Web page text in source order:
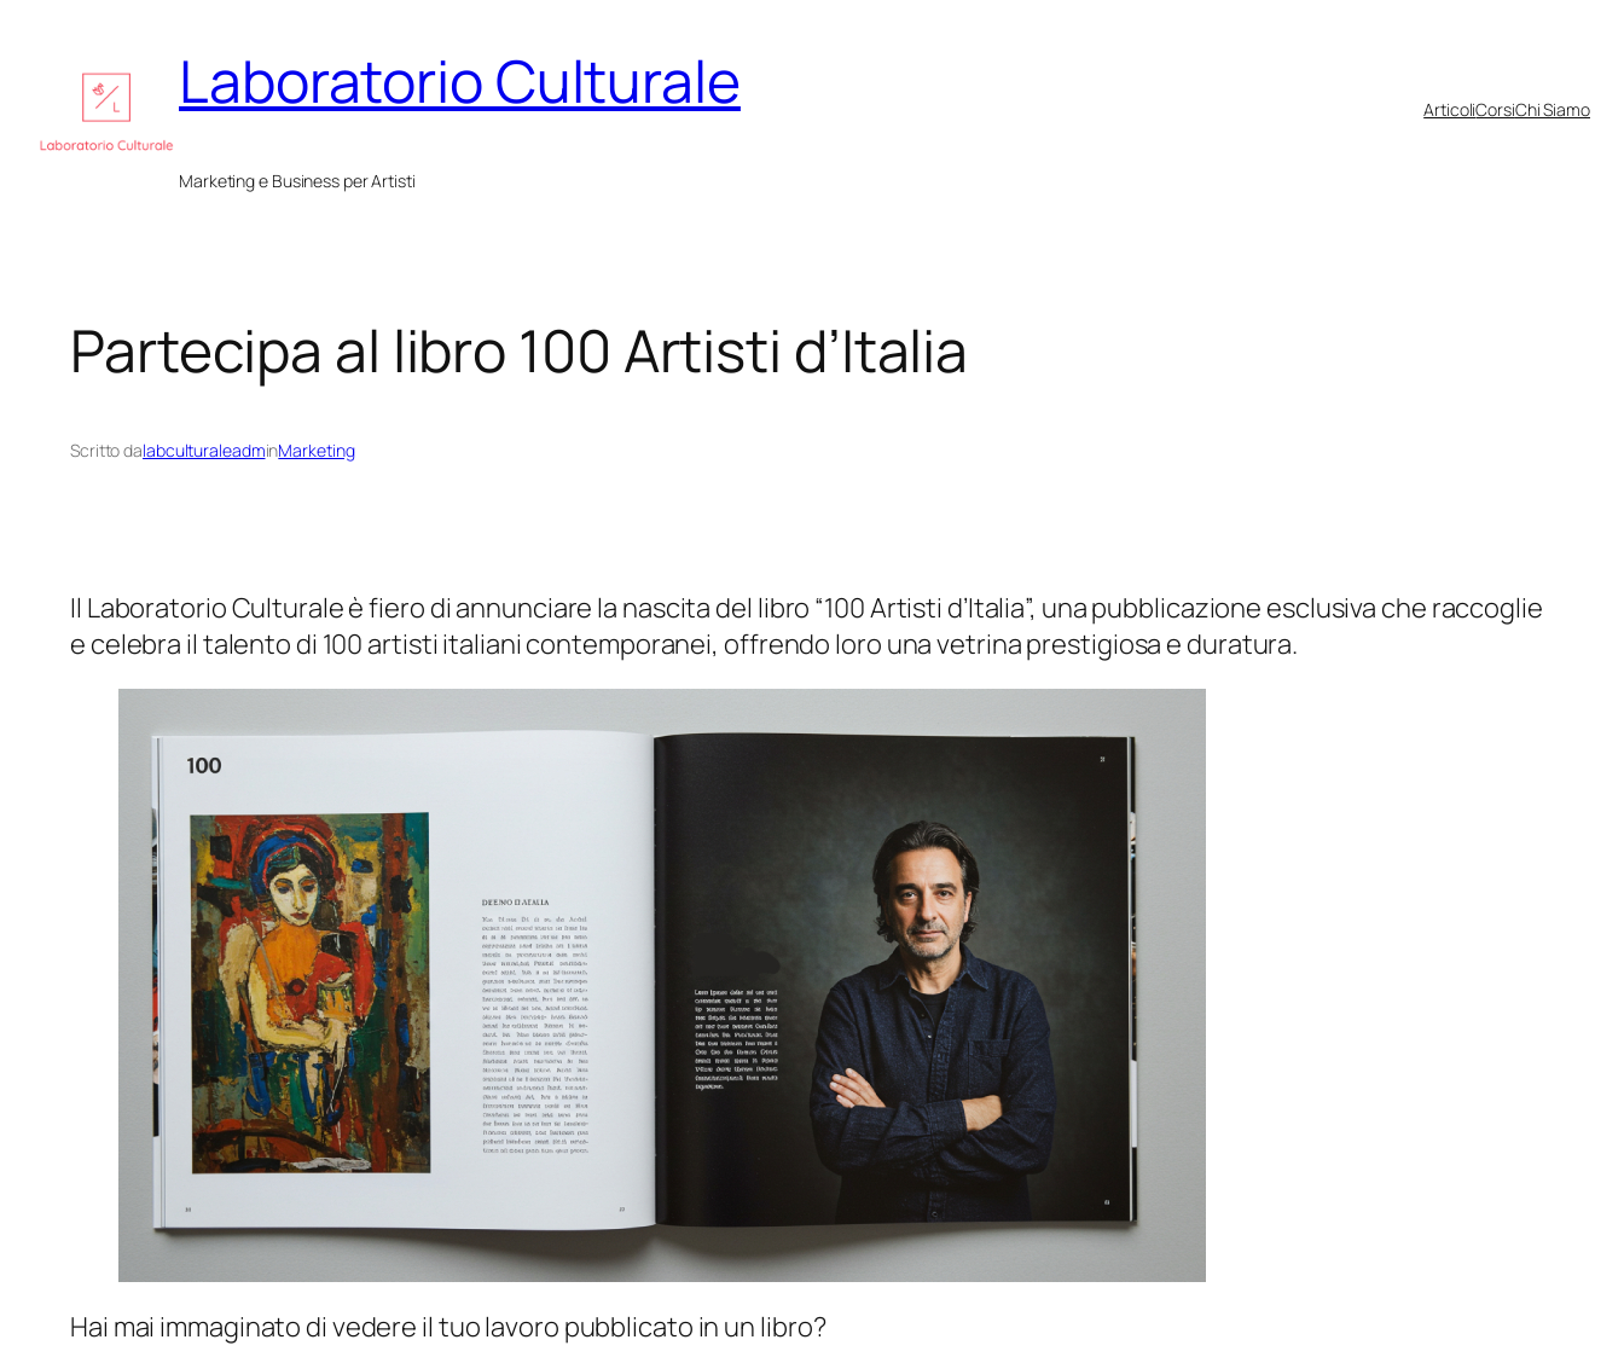
contenuto
Laboratorio Culturale
Marketing e Business per Artisti
ArticoliCorsiChi Siamo
Partecipa al libro 100 Artisti d’Italia
Scritto dalabculturaleadminMarketing
Il Laboratorio Culturale è fiero di annunciare la nascita del libro “100 Artisti d’Italia”, una pubblicazione esclusiva che raccoglie
e celebra il talento di 100 artisti italiani contemporanei, offrendo loro una vetrina prestigiosa e duratura.
Hai mai immaginato di vedere il tuo lavoro pubblicato in un libro?